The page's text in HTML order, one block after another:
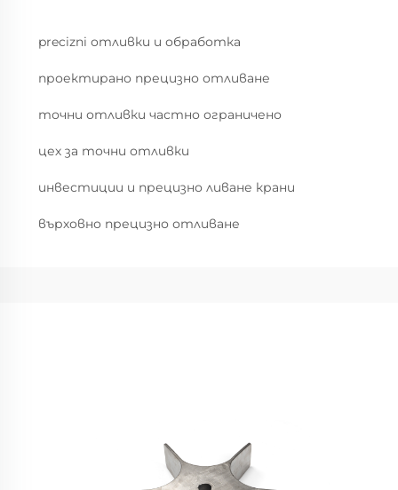
precizni отливки и обработка
проектирано прецизно отливане
точни отливки частно ограничено
цех за точни отливки
инвестиции и прецизно ливане крани
върховно прецизно отливане